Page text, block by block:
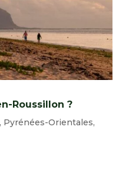
Roussillon ?
, Pyrénées-Orientales,